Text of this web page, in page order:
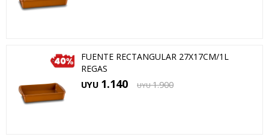
FUENTE RECTANGULAR 27X17CM/1L
REGAS
UYU 1.140 UYU 1.900